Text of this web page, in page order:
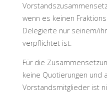
wenn es keinen
Delegierte nur seinem/
verpflichtet ist.
Für die
keine Quotierungen und
Vorstandsmitglieder ist